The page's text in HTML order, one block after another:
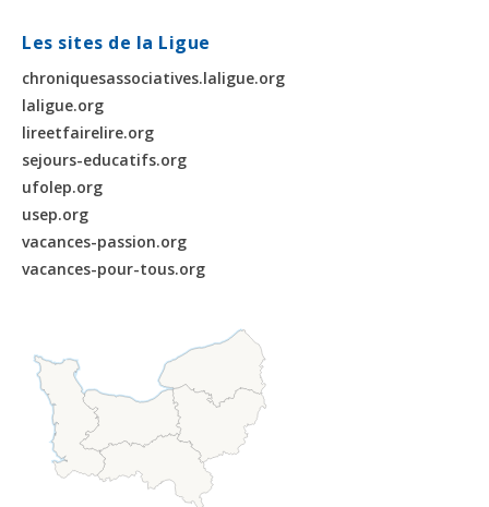
Les sites de la Ligue
chroniquesassociatives.laligue.org
laligue.org
lireetfairelire.org
sejours-educatifs.org
ufolep.org
usep.org
vacances-passion.org
vacances-pour-tous.org